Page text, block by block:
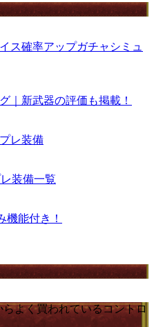
ス確率アップガチャシミュ
｜新武器の評価も掲載！
レ装備
装備一覧
機能付き！
らよく買われているコントロ